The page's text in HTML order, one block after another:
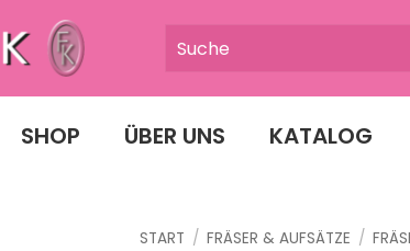
SHOP ÜBER UNS KATALOG
START / FRÄSER & AUFSÄTZE /